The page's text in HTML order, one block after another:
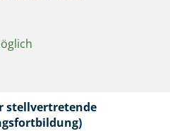
stellvertretende